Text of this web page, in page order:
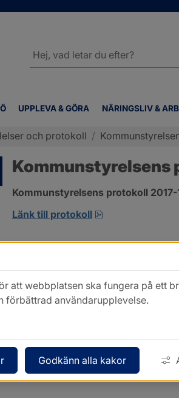
UPPLEVA & GÖRA NÄRINGSLIV &
webbplatsen
och protokoll /
Kommunstyrelsens
Kommunstyrelsens protokoll
Länk till protokoll
pdf, 123.1 kB,
att webbplatsen ska fungera på ett
förbättrad användarupplevelse.
Godkänn alla kakor